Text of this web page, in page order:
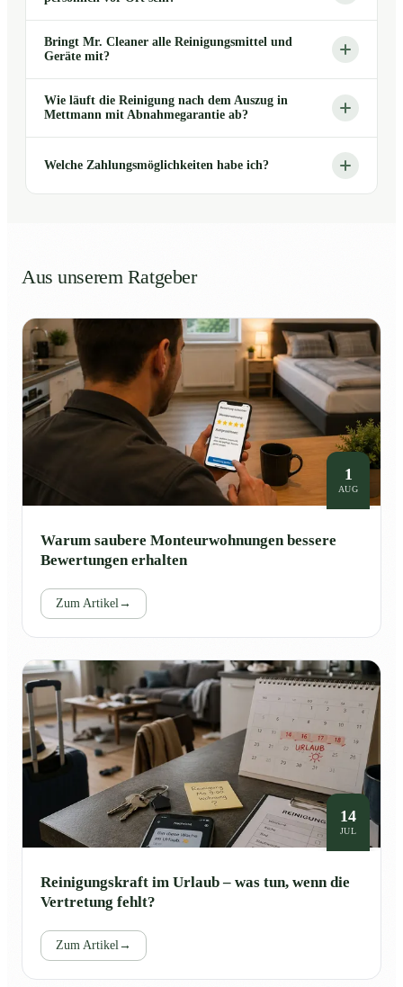
Bringt Mr. Cleaner alle Reinigungsmittel und
Geräte mit?
Wie läuft die Reinigung nach dem Auszug in
Mettmann mit Abnahmegarantie ab?
Welche Zahlungsmöglichkeiten habe ich?
Aus unserem Ratgeber
1
AUG
Warum saubere Monteurwohnungen bessere
Bewertungen erhalten
Zum Artikel →
14
JUL
Reinigungskraft im Urlaub – was tun, wenn die
Vertretung fehlt?
Zum Artikel →